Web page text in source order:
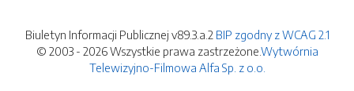
Biuletyn Informacji Publicznej v89.3.a.2 BIP zgodny z WCAG 2.1
© 2003 - 2026 Wszystkie prawa zastrzeżone.Wytwórnia
Telewizyjno-Filmowa Alfa Sp. z o.o.